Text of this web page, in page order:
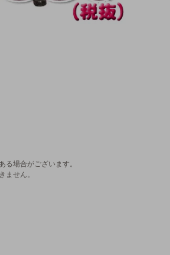
る場合がございます。
ません。